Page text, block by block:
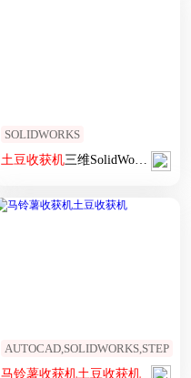
SOLIDWORKS
土豆收获机三维SolidWorks
AUTOCAD,SOLIDWORKS,STEP
马铃薯收获机土豆收获机